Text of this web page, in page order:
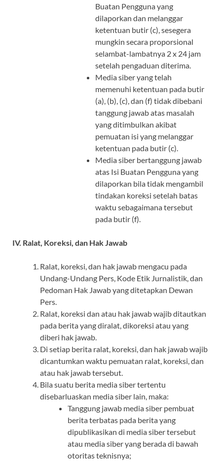
Buatan Pengguna yang
dilaporkan dan melanggar
ketentuan butir (c), sesegera
mungkin secara proporsional
selambat-lambatnya 2 x 24 jam
setelah pengaduan diterima.
Media siber yang telah
memenuhi ketentuan pada butir
(a), (b), (c), dan (f) tidak dibebani
tanggung jawab atas masalah
yang ditimbulkan akibat
pemuatan isi yang melanggar
ketentuan pada butir (c).
Media siber bertanggung jawab
atas Isi Buatan Pengguna yang
dilaporkan bila tidak mengambil
tindakan koreksi setelah batas
waktu sebagaimana tersebut
pada butir (f).
IV. Ralat, Koreksi, dan Hak Jawab
Ralat, koreksi, dan hak jawab mengacu pada
Undang-Undang Pers, Kode Etik Jurnalistik, dan
Pedoman Hak Jawab yang ditetapkan Dewan
Pers.
Ralat, koreksi dan atau hak jawab wajib ditautkan
pada berita yang diralat, dikoreksi atau yang
diberi hak jawab.
Di setiap berita ralat, koreksi, dan hak jawab wajib
dicantumkan waktu pemuatan ralat, koreksi, dan
atau hak jawab tersebut.
Bila suatu berita media siber tertentu
disebarluaskan media siber lain, maka:
Tanggung jawab media siber pembuat
berita terbatas pada berita yang
dipublikasikan di media siber tersebut
atau media siber yang berada di bawah
otoritas teknisnya;